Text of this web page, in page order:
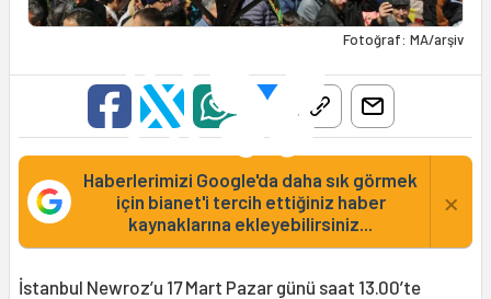
Fotoğraf: MA/arşiv
Haberlerimizi Google'da daha sık görmek
için bianet'i tercih ettiğiniz haber
kaynaklarına ekleyebilirsiniz...
×
İstanbul Newroz’u 17 Mart Pazar günü saat 13.00’te